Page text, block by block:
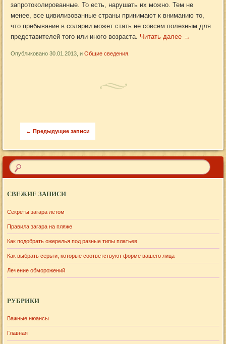
запротоколированные. То есть, нарушать их можно. Тем не
менее, все цивилизованные страны принимают к вниманию то,
что пребывание в солярии может стать не совсем полезным для
представителей того или иного возраста. Читать далее →
Опубликовано 30.01.2013, иОбщие сведения
Запись навигация
← Предыдущие записи
СВЕЖИЕ ЗАПИСИ
Секреты загара летом
Правила загара на пляже
Как подобрать ожерелья под разные типы платьев
Как выбрать серьги, которые соответствуют форме вашего лица
Лечение обморожений
РУБРИКИ
Важные нюансы
Главная